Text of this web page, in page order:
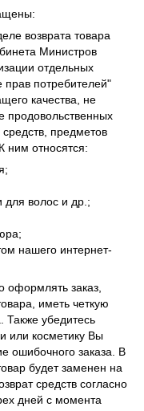
возврата товара
Министров
отдельных
потребителей"
качества, не
продовольственных
предметов
ним относятся:
для волос и др.;
нашего интернет-
оформлять заказ,
иметь четкую
убедитесь
или косметику Вы
ошибочного заказа. В
будет заменен на
средств согласно
дней с момента